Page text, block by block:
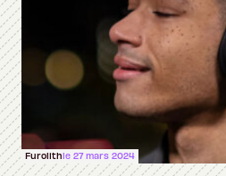
Furolithle 27 mars 2024